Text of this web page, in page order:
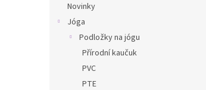
Novinky
Jóga
Podložky na jógu
Přírodní kaučuk
PVC
PTE